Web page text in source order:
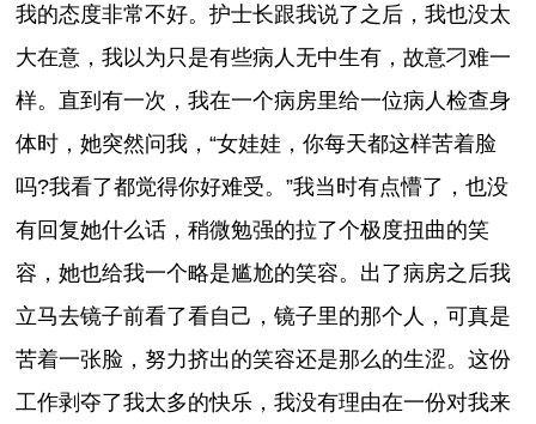
我的态度非常不好。护士长跟我说了之后，我也没太
大在意，我以为只是有些病人无中生有，故意刁难一
样。直到有一次，我在一个病房里给一位病人检查身
体时，她突然问我，“女娃娃，你每天都这样苦着脸
吗?我看了都觉得你好难受。”我当时有点懵了，也没
有回复她什么话，稍微勉强的拉了个极度扭曲的笑
容，她也给我一个略是尴尬的笑容。出了病房之后我
立马去镜子前看了看自己，镜子里的那个人，可真是
苦着一张脸，努力挤出的笑容还是那么的生涩。这份
工作剥夺了我太多的快乐，我没有理由在一份对我来